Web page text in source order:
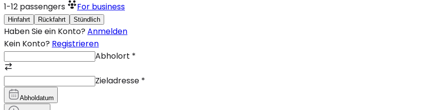
1-12 passengers For business
Hinfahrt Rückfahrt Stündlich
Haben Sie ein Konto? Anmelden
Kein Konto? Registrieren
Abholort *
Zieladresse *
Abholdatum